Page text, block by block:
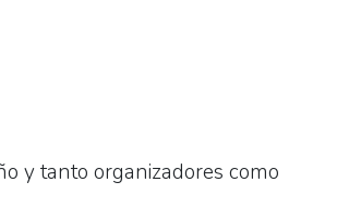
y tanto organizadores como